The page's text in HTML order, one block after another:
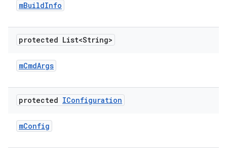
mBuildInfo
protected List<String>
mCmdArgs
protected IConfiguration
mConfig